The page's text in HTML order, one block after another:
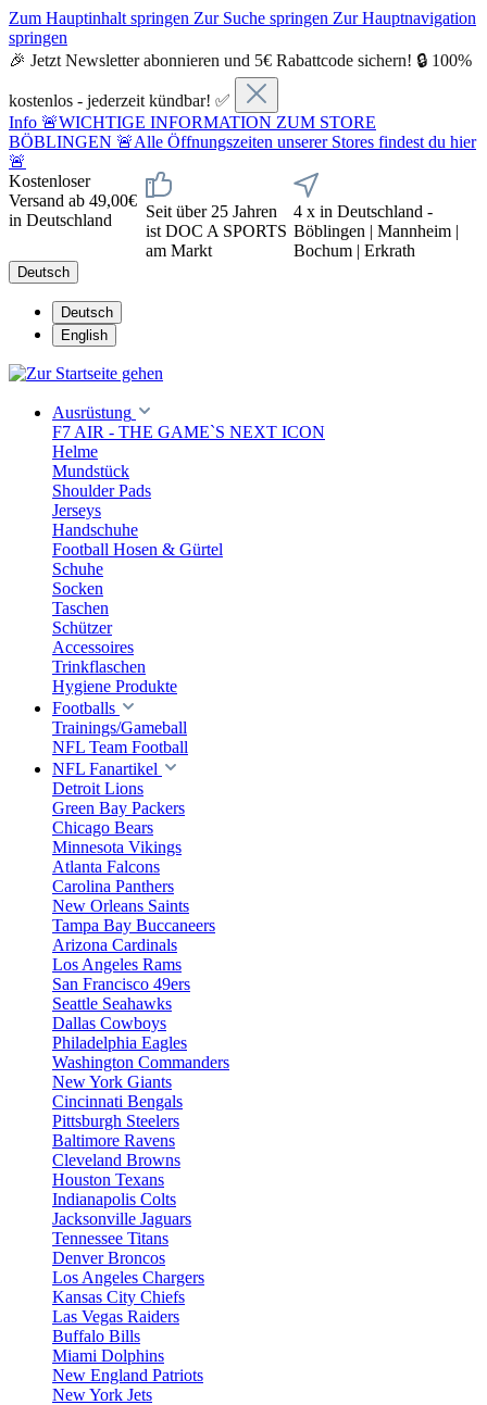
Zum Hauptinhalt springen Zur Suche springen Zur Hauptnavigation
springen
🎉 Jetzt Newsletter abonnieren und 5€ Rabattcode sichern! 🔒 100%
kostenlos - jederzeit kündbar! ✅
Info 🚨WICHTIGE INFORMATION ZUM STORE
BÖBLINGEN 🚨Alle Öffnungszeiten unserer Stores findest du hier
🚨
Kostenloser
Versand ab 49,00€
in Deutschland
Seit über 25 Jahren
ist DOC A SPORTS
am Markt
4 x in Deutschland -
Böblingen | Mannheim |
Bochum | Erkrath
Deutsch
Deutsch
English
Ausrüstung
F7 AIR - THE GAME`S NEXT ICON
Helme
Mundstück
Shoulder Pads
Jerseys
Handschuhe
Football Hosen & Gürtel
Schuhe
Socken
Taschen
Schützer
Accessoires
Trinkflaschen
Hygiene Produkte
Footballs
Trainings/Gameball
NFL Team Football
NFL Fanartikel
Detroit Lions
Green Bay Packers
Chicago Bears
Minnesota Vikings
Atlanta Falcons
Carolina Panthers
New Orleans Saints
Tampa Bay Buccaneers
Arizona Cardinals
Los Angeles Rams
San Francisco 49ers
Seattle Seahawks
Dallas Cowboys
Philadelphia Eagles
Washington Commanders
New York Giants
Cincinnati Bengals
Pittsburgh Steelers
Baltimore Ravens
Cleveland Browns
Houston Texans
Indianapolis Colts
Jacksonville Jaguars
Tennessee Titans
Denver Broncos
Los Angeles Chargers
Kansas City Chiefs
Las Vegas Raiders
Buffalo Bills
Miami Dolphins
New England Patriots
New York Jets